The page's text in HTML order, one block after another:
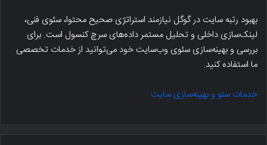
بهبود رتبه سایت در گوگل نیازمند استراتژی صحیح محتوا، سئوی فنی،
لینک‌سازی داخلی و تحلیل مستمر داده‌های سرچ کنسول است. برای
بررسی و بهینه‌سازی سئوی وب‌سایت خود می‌توانید از خدمات تخصصی
ما استفاده کنید.
خدمات سئو و بهینه‌سازی سایت